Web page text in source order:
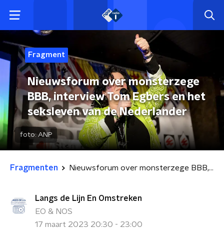
Fragment
Nieuwsforum over monsterzege
BBB, interview Tom Egbers en het
seksleven van de Nederlander
foto: ANP
Fragmenten Nieuwsforum over monsterzege BBB, interview Tom Egbers en het seksleven van de Nederlander
Langs de Lijn En Omstreken
EO & NOS
17 maart 2023 20:30 - 23:00